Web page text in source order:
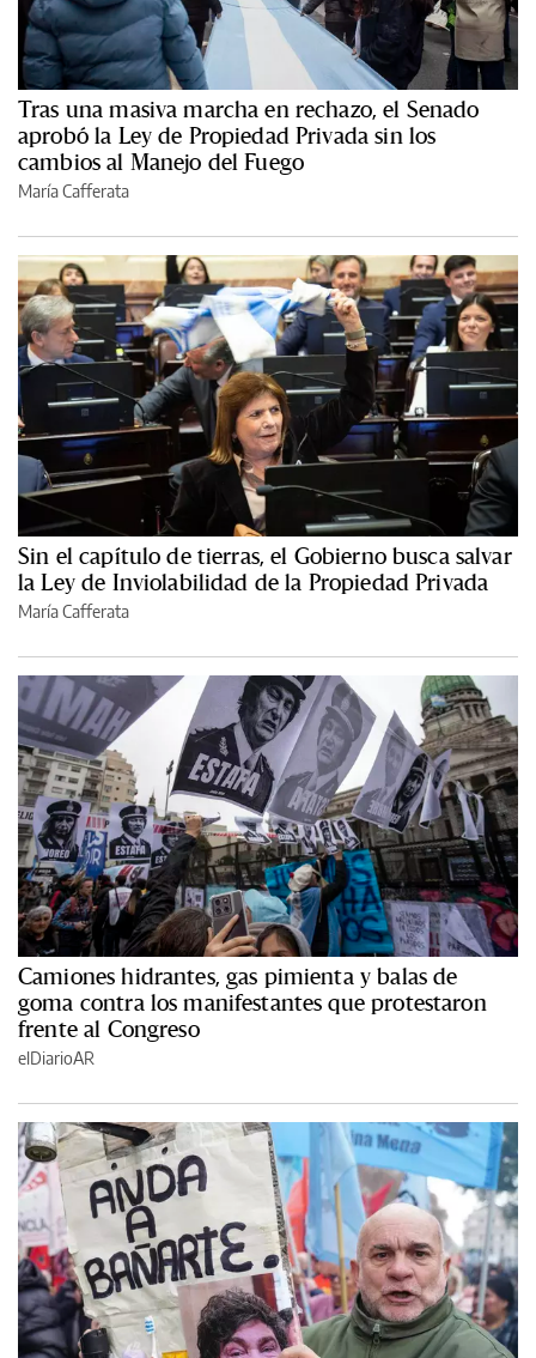
Tras una masiva marcha en rechazo, el Senado
aprobó la Ley de Propiedad Privada sin los
cambios al Manejo del Fuego
María Cafferata
Sin el capítulo de tierras, el Gobierno busca salvar
la Ley de Inviolabilidad de la Propiedad Privada
María Cafferata
Camiones hidrantes, gas pimienta y balas de
goma contra los manifestantes que protestaron
frente al Congreso
elDiarioAR